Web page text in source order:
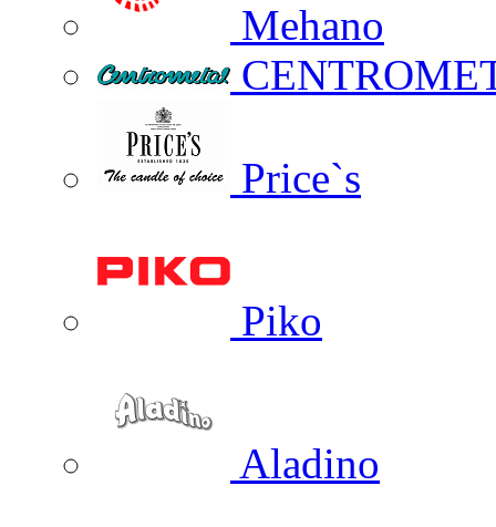
Mehano
Price`s
Piko
Aladino